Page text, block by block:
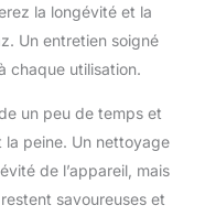
la longévité et la
Un entretien soigné
chaque utilisation.
un peu de temps et
la peine. Un nettoyage
de l’appareil, mais
savoureuses et